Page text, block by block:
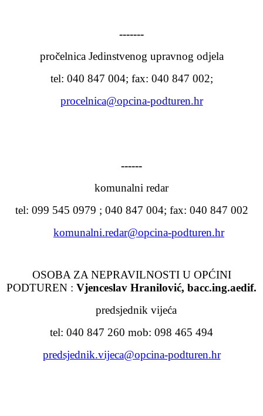
-------
pročelnica Jedinstvenog upravnog odjela
tel: 040 847 004; fax: 040 847 002;
procelnica@opcina-podturen.hr
------
komunalni redar
tel: 099 545 0979 ; 040 847 004; fax: 040 847 002
komunalni.redar@opcina-podturen.hr
OSOBA ZA NEPRAVILNOSTI U OPĆINI
PODTUREN : Vjenceslav Hranilović, bacc.ing.aedif.
predsjednik vijeća
tel: 040 847 260 mob: 098 465 494
predsjednik.vijeca@opcina-podturen.hr